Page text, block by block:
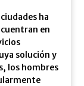
ha
en
solución y
los hombres